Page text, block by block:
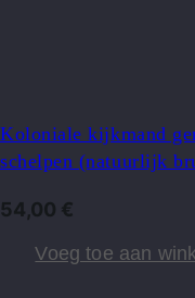
Koloniale kijkmand
schelpen (natuurlijk
54,00 €
Voeg toe aan